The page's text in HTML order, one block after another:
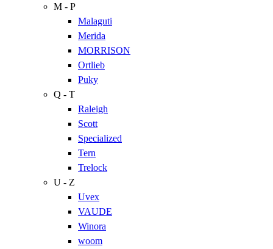
M - P
Malaguti
Merida
MORRISON
Ortlieb
Puky
Q - T
Raleigh
Scott
Specialized
Tern
Trelock
U - Z
Uvex
VAUDE
Winora
woom